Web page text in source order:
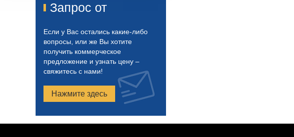
Запрос от
Если у Вас остались какие-либо
вопросы, или же Вы хотите
получить коммерческое
предложение и узнать цену –
свяжитесь с нами!
Нажмите здесь